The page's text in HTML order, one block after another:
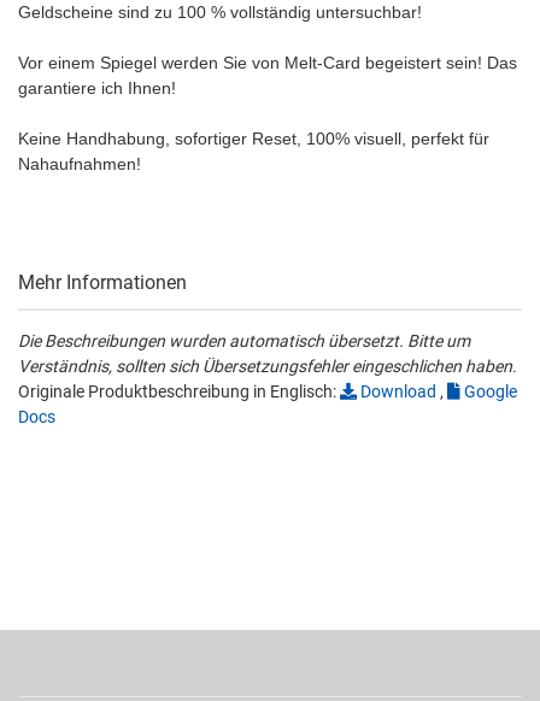
Geldscheine sind zu 100 % vollständig untersuchbar!
Vor einem Spiegel werden Sie von Melt-Card begeistert sein! Das
garantiere ich Ihnen!
Keine Handhabung, sofortiger Reset, 100% visuell, perfekt für
Nahaufnahmen!
Mehr Informationen
Die Beschreibungen wurden automatisch übersetzt. Bitte um
Verständnis, sollten sich Übersetzungsfehler eingeschlichen haben.
Originale Produktbeschreibung in Englisch:
Download ,
Google
Docs